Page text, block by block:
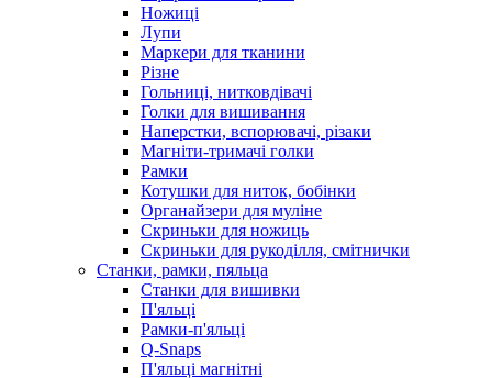
Ножиці
Лупи
Маркери для тканини
Різне
Гольниці, нитковдівачі
Голки для вишивання
Наперстки, вспорювачі, різаки
Магніти-тримачі голки
Рамки
Котушки для ниток, бобінки
Органайзери для муліне
Скриньки для ножиць
Скриньки для рукоділля, смітнички
Станки, рамки, пяльца
Станки для вишивки
П'яльці
Рамки-п'яльці
Q-Snaps
П'яльці магнітні